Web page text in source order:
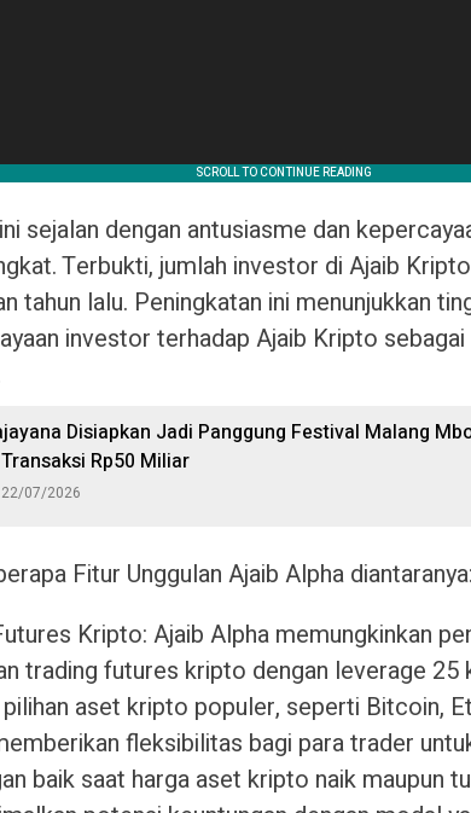
sejalan dengan antusiasme dan
Terbukti, jumlah investor di Ajaib
tahun lalu. Peningkatan ini menunjukkan
investor terhadap Ajaib Kripto
Disiapkan Jadi Panggung Festival Malang
Rp50 Miliar
22/07/2026
Fitur Unggulan Ajaib Alpha diantaranya:
Kripto: Ajaib Alpha memungkinkan
trading futures kripto dengan leverage 25
aset kripto populer, seperti Bitcoin,
fleksibilitas bagi para trader
baik saat harga aset kripto naik maupun